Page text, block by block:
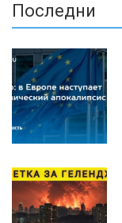
Последни